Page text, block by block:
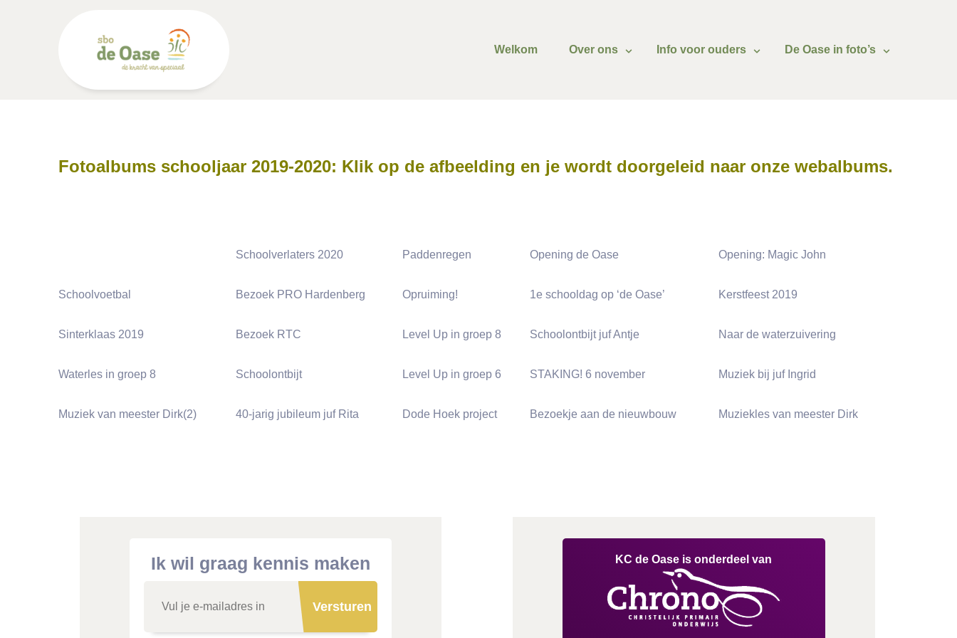
Welkom Over ons Info voor ouders De Oase in foto’s
Fotoalbums schooljaar 2019-2020: Klik op de afbeelding en je wordt doorgeleid naar onze webalbums.
Schoolverlaters 2020 Paddenregen Opening de Oase Opening: Magic John
Schoolvoetbal Bezoek PRO Hardenberg Opruiming! 1e schooldag op ‘de Oase’ Kerstfeest 2019
Sinterklaas 2019 Bezoek RTC Level Up in groep 8 Schoolontbijt juf Antje Naar de waterzuivering
Waterles in groep 8 Schoolontbijt Level Up in groep 6 STAKING! 6 november Muziek bij juf Ingrid
Muziek van meester Dirk(2) 40-jarig jubileum juf Rita Dode Hoek project Bezoekje aan de nieuwbouw Muziekles van meester Dirk
Ik wil graag kennis maken
Versturen
KC de Oase is onderdeel van